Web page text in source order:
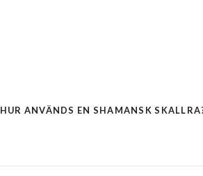
HUR ANVÄNDS EN SHAMANSK